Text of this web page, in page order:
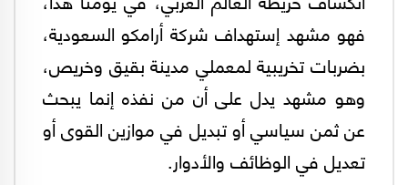
فهو مشهد إستهداف شركة أرامكو السعودية،
بضربات تخريبية لمعملي مدينة بقيق وخريص،
وهو مشهد يدل على أن من نفذه إنما يبحث
عن ثمن سياسي أو تبديل في موازين القوى أو
تعديل في الوظائف والأدوار.